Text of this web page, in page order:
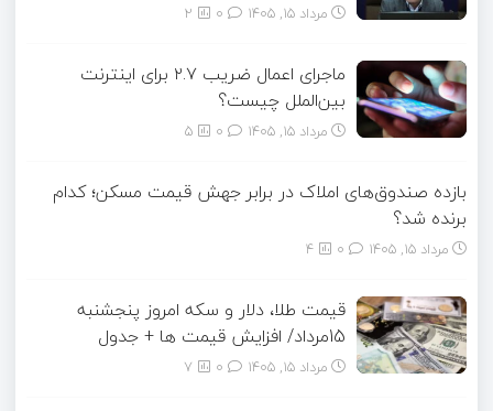
مرداد ۱۵, ۱۴۰۵ 2
ماجرای اعمال ضریب ۲.۷ برای اینترنت
بین‌الملل چیست؟
مرداد ۱۵, ۱۴۰۵ 5
بازده صندوق‌های املاک در برابر جهش قیمت مسکن؛ کدام
برنده شد؟
مرداد ۱۵, ۱۴۰۵ 4
قیمت طلا، دلار و سکه امروز پنجشنبه
15مرداد/ افزایش قیمت ها + جدول
مرداد ۱۵, ۱۴۰۵ 7